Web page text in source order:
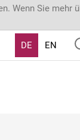
Wenn Sie mehr
DE EN